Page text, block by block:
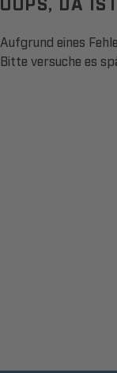
Aufgrund eines
Bitte versuche es